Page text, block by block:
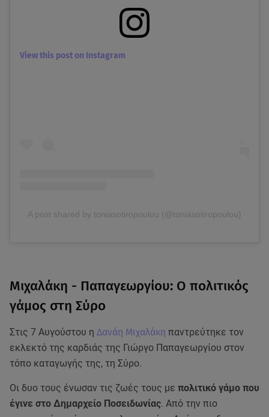
View this post on Instagram
A post shared by toniasotiropoulou (@toniasotiropoulou)
Μιχαλάκη - Παπαγεωργίου: Ο πολιτικός
γάμος στη Σύρο
Στις 7 Αυγούστου η Δανάη Μιχαλάκη παντρεύτηκε τον
εκλεκτό της καρδιάς της Γιώργο Παπαγεωργίου στον
τόπο καταγωγής της, τη Σύρο.
Οι δυο τους ένωσαν τις ζωές τους με πολιτικό γάμο που
έγινε στο Δημαρχείο Ποσειδωνίας. Από την πιο